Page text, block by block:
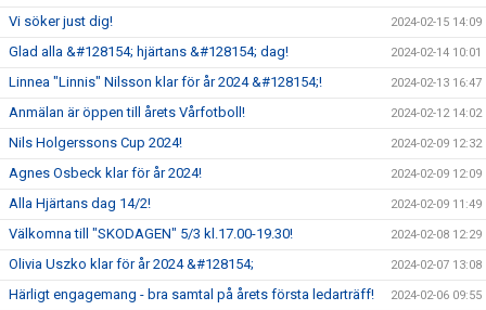
Vi söker just dig! 2024-02-15 14:09
Glad alla &#128154; hjärtans &#128154; dag! 2024-02-14 10:01
Linnea "Linnis" Nilsson klar för år 2024 &#128154;! 2024-02-13 16:47
Anmälan är öppen till årets Vårfotboll! 2024-02-12 14:02
Nils Holgerssons Cup 2024! 2024-02-09 12:32
Agnes Osbeck klar för år 2024! 2024-02-09 12:09
Alla Hjärtans dag 14/2! 2024-02-09 11:49
Välkomna till "SKODAGEN" 5/3 kl.17.00-19.30! 2024-02-08 12:29
Olivia Uszko klar för år 2024 &#128154; 2024-02-07 13:08
Härligt engagemang - bra samtal på årets första ledarträff! 2024-02-06 09:55